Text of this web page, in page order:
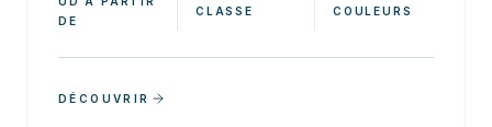
DE
CLASSE COULEURS
DÉCOUVRIR